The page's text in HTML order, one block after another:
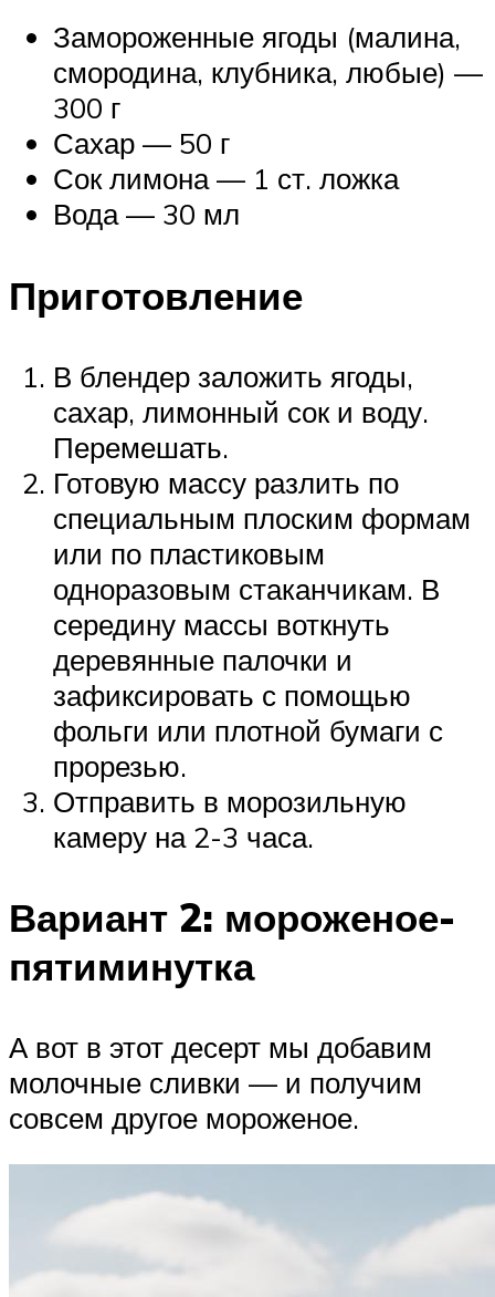
Замороженные ягоды (малина,
смородина, клубника, любые) —
300 г
Сахар — 50 г
Сок лимона — 1 ст. ложка
Вода — 30 мл
Приготовление
В блендер заложить ягоды,
сахар, лимонный сок и воду.
Перемешать.
Готовую массу разлить по
специальным плоским формам
или по пластиковым
одноразовым стаканчикам. В
середину массы воткнуть
деревянные палочки и
зафиксировать с помощью
фольги или плотной бумаги с
прорезью.
Отправить в морозильную
камеру на 2-3 часа.
Вариант 2: мороженое-
пятиминутка
А вот в этот десерт мы добавим
молочные сливки — и получим
совсем другое мороженое.